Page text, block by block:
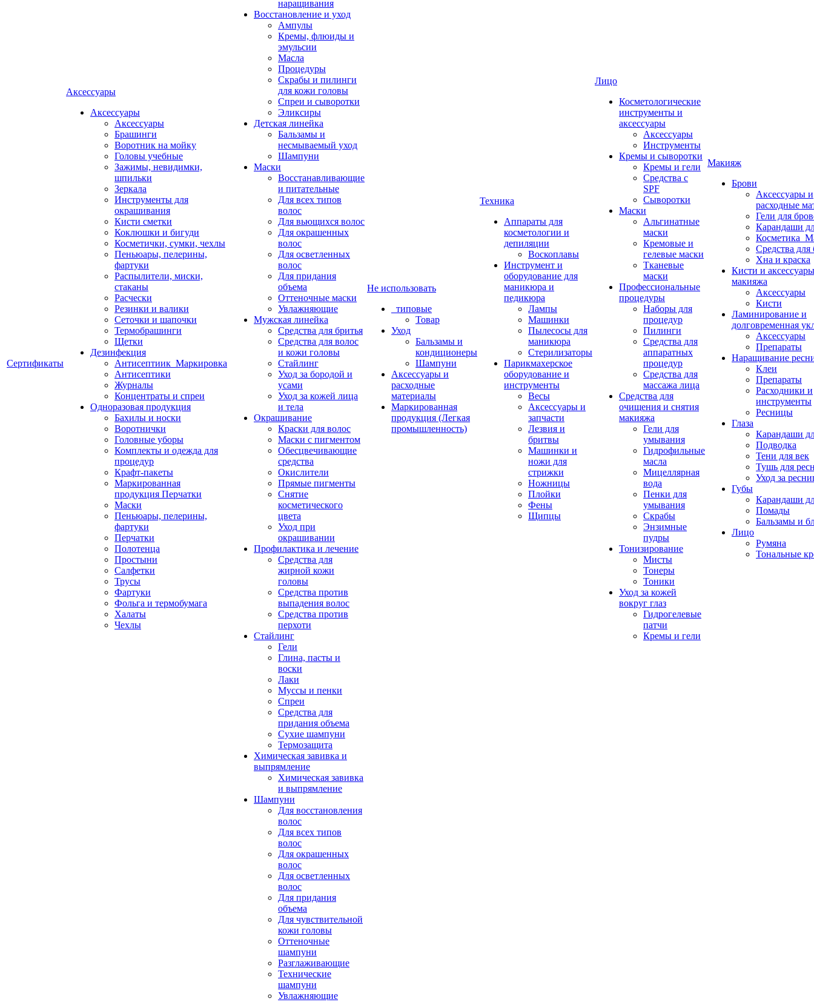
Сертификаты
Аксессуары
Аксессуары
Аксессуары
Брашинги
Воротник на мойку
Головы учебные
Зажимы, невидимки,
шпильки
Зеркала
Инструменты для
окрашивания
Кисти сметки
Коклюшки и бигуди
Косметички, сумки, чехлы
Пеньюары, пелерины,
фартуки
Распылители, миски,
стаканы
Расчески
Резинки и валики
Сеточки и шапочки
Термобрашинги
Щетки
Дезинфекция
Антисептиик_Маркировка
Антисептики
Журналы
Концентраты и спреи
Одноразовая продукция
Бахилы и носки
Воротнички
Головные уборы
Комплекты и одежда для
процедур
Крафт-пакеты
Маркированная
продукция Перчатки
Маски
Пеньюары, пелерины,
фартуки
Перчатки
Полотенца
Простыни
Салфетки
Трусы
Фартуки
Фольга и термобумага
Халаты
Чехлы
наращивания
Восстановление и уход
Ампулы
Кремы, флюиды и
эмульсии
Масла
Процедуры
Скрабы и пилинги
для кожи головы
Спреи и сыворотки
Эликсиры
Детская линейка
Бальзамы и
несмываемый уход
Шампуни
Маски
Восстанавливающие
и питательные
Для всех типов
волос
Для вьющихся волос
Для окрашенных
волос
Для осветленных
волос
Для придания
объема
Оттеночные маски
Увлажняющие
Мужская линейка
Средства для бритья
Средства для волос
и кожи головы
Стайлинг
Уход за бородой и
усами
Уход за кожей лица
и тела
Окрашивание
Краски для волос
Маски с пигментом
Обесцвечивающие
средства
Окислители
Прямые пигменты
Снятие
косметического
цвета
Уход при
окрашивании
Профилактика и лечение
Средства для
жирной кожи
головы
Средства против
выпадения волос
Средства против
перхоти
Стайлинг
Гели
Глина, пасты и
воски
Лаки
Муссы и пенки
Спреи
Средства для
придания объема
Сухие шампуни
Термозащита
Химическая завивка и
выпрямление
Химическая завивка
и выпрямление
Шампуни
Для восстановления
волос
Для всех типов
волос
Для окрашенных
волос
Для осветленных
волос
Для придания
объема
Для чувствительной
кожи головы
Оттеночные
шампуни
Разглаживающие
Технические
шампуни
Увлажняющие
Не использовать
_типовые
Товар
Уход
Бальзамы и
кондиционеры
Шампуни
Аксессуары и
расходные
материалы
Маркированная
продукция (Легкая
промышленность)
Техника
Аппараты для
косметологии и
депиляции
Воскоплавы
Инструмент и
оборудование для
маникюра и
педикюра
Лампы
Машинки
Пылесосы для
маникюра
Стерилизаторы
Парикмахерское
оборудование и
инструменты
Весы
Аксессуары и
запчасти
Лезвия и
бритвы
Машинки и
ножи для
стрижки
Ножницы
Плойки
Фены
Щипцы
Лицо
Косметологические
инструменты и
аксессуары
Аксессуары
Инструменты
Кремы и сыворотки
Кремы и гели
Средства с
SPF
Сыворотки
Маски
Альгинатные
маски
Кремовые и
гелевые маски
Тканевые
маски
Профессиональные
процедуры
Наборы для
процедур
Пилинги
Средства для
аппаратных
процедур
Средства для
массажа лица
Средства для
очищения и снятия
макияжа
Гели для
умывания
Гидрофильные
масла
Мицеллярная
вода
Пенки для
умывания
Скрабы
Энзимные
пудры
Тонизирование
Мисты
Тонеры
Тоники
Уход за кожей
вокруг глаз
Гидрогелевые
патчи
Кремы и гели
Макияж
Брови
Аксессуары и
расходные
Гели для
Карандаши
Средства для
Хна и краска
Кисти и
макияжа
Аксессуары
Кисти
Ламинирование и
долговременная
Аксессуары
Препараты
Наращивание
Клеи
Препараты
Расходники и
инструменты
Ресницы
Глаза
Карандаши
Подводка
Тени для век
Тушь для
Уход за
Губы
Карандаши
Помады
Бальзамы и
Лицо
Румяна
Тональные